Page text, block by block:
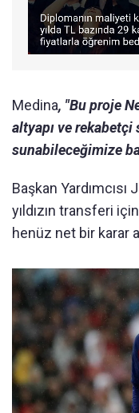
Medina, "Bu proje
altyapı ve rekabetçi
sunabileceğimize
Başkan
yıldızın transferi
henüz net bir karar